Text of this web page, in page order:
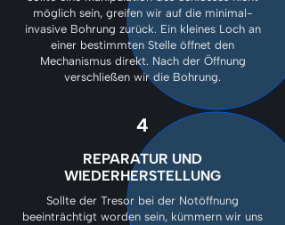
möglich sein, greifen wir auf die minimal-
invasive Bohrung zurück. Ein kleines Loch an
einer bestimmten Stelle öffnet den
Mechanismus direkt. Nach der Öffnung
verschließen wir die Bohrung.
4
REPARATUR UND
WIEDERHERSTELLUNG
Sollte der Tresor bei der Notöffnung
beeinträchtigt worden sein, kümmern wir uns